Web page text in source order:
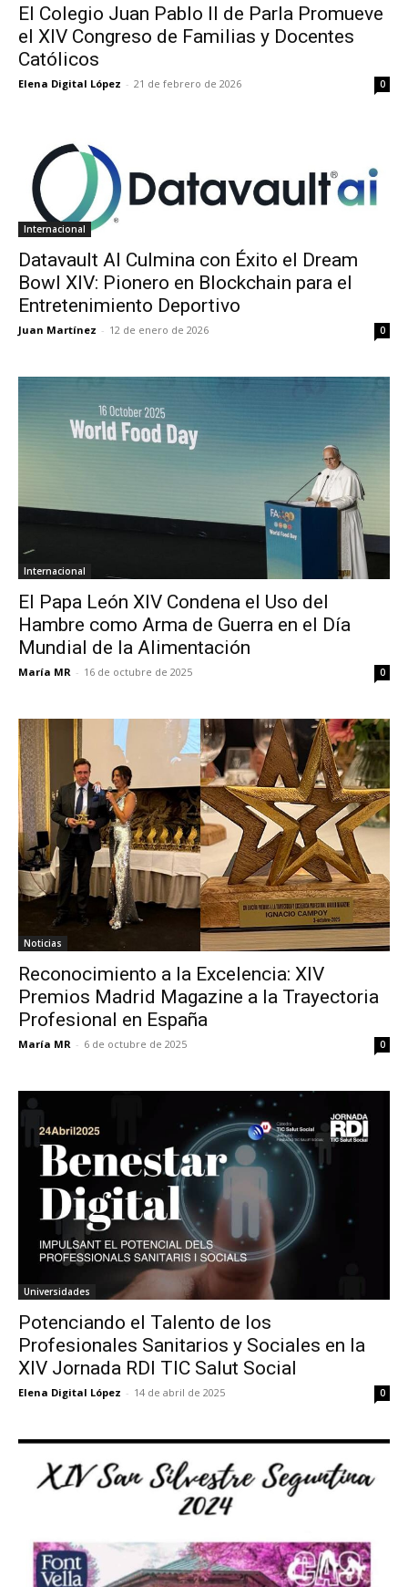
El Colegio Juan Pablo II de Parla Promueve
el XIV Congreso de Familias y Docentes
Católicos
Elena Digital López - 21 de febrero de 2026 0
Internacional
Datavault AI Culmina con Éxito el Dream
Bowl XIV: Pionero en Blockchain para el
Entretenimiento Deportivo
Juan Martínez - 12 de enero de 2026 0
Internacional
El Papa León XIV Condena el Uso del
Hambre como Arma de Guerra en el Día
Mundial de la Alimentación
María MR - 16 de octubre de 2025 0
Noticias
Reconocimiento a la Excelencia: XIV
Premios Madrid Magazine a la Trayectoria
Profesional en España
María MR - 6 de octubre de 2025 0
Universidades
Potenciando el Talento de los
Profesionales Sanitarios y Sociales en la
XIV Jornada RDI TIC Salut Social
Elena Digital López - 14 de abril de 2025 0